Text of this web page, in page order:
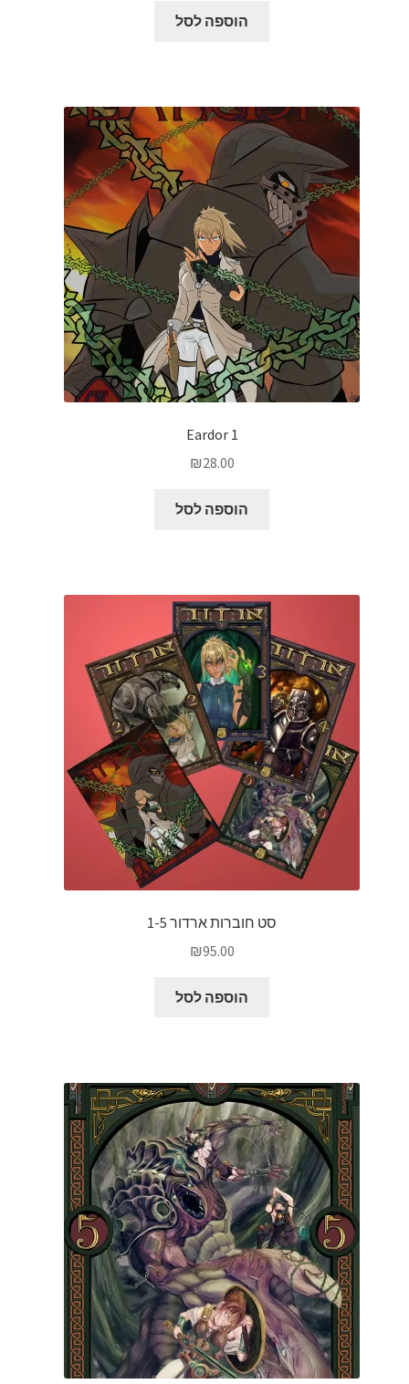
הוספה לסל
Eardor 1
₪28.00
הוספה לסל
סט חוברות ארדור 1-5
₪95.00
הוספה לסל